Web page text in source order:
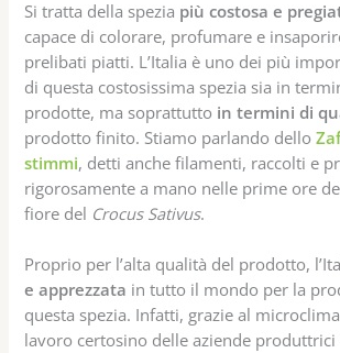
Si tratta della spezia più costosa e
capace di colorare, profumare e
prelibati piatti. L’Italia è uno dei più
di questa costosissima spezia sia in
prodotte, ma soprattutto in termini di
prodotto finito. Stiamo parlando dello
stimmi, detti anche filamenti, raccolti e
rigorosamente a mano nelle prime ore
fiore del Crocus Sativus.
Proprio per l’alta qualità del prodotto,
e apprezzata in tutto il mondo per la
questa spezia. Infatti, grazie al
lavoro certosino delle aziende produttrici